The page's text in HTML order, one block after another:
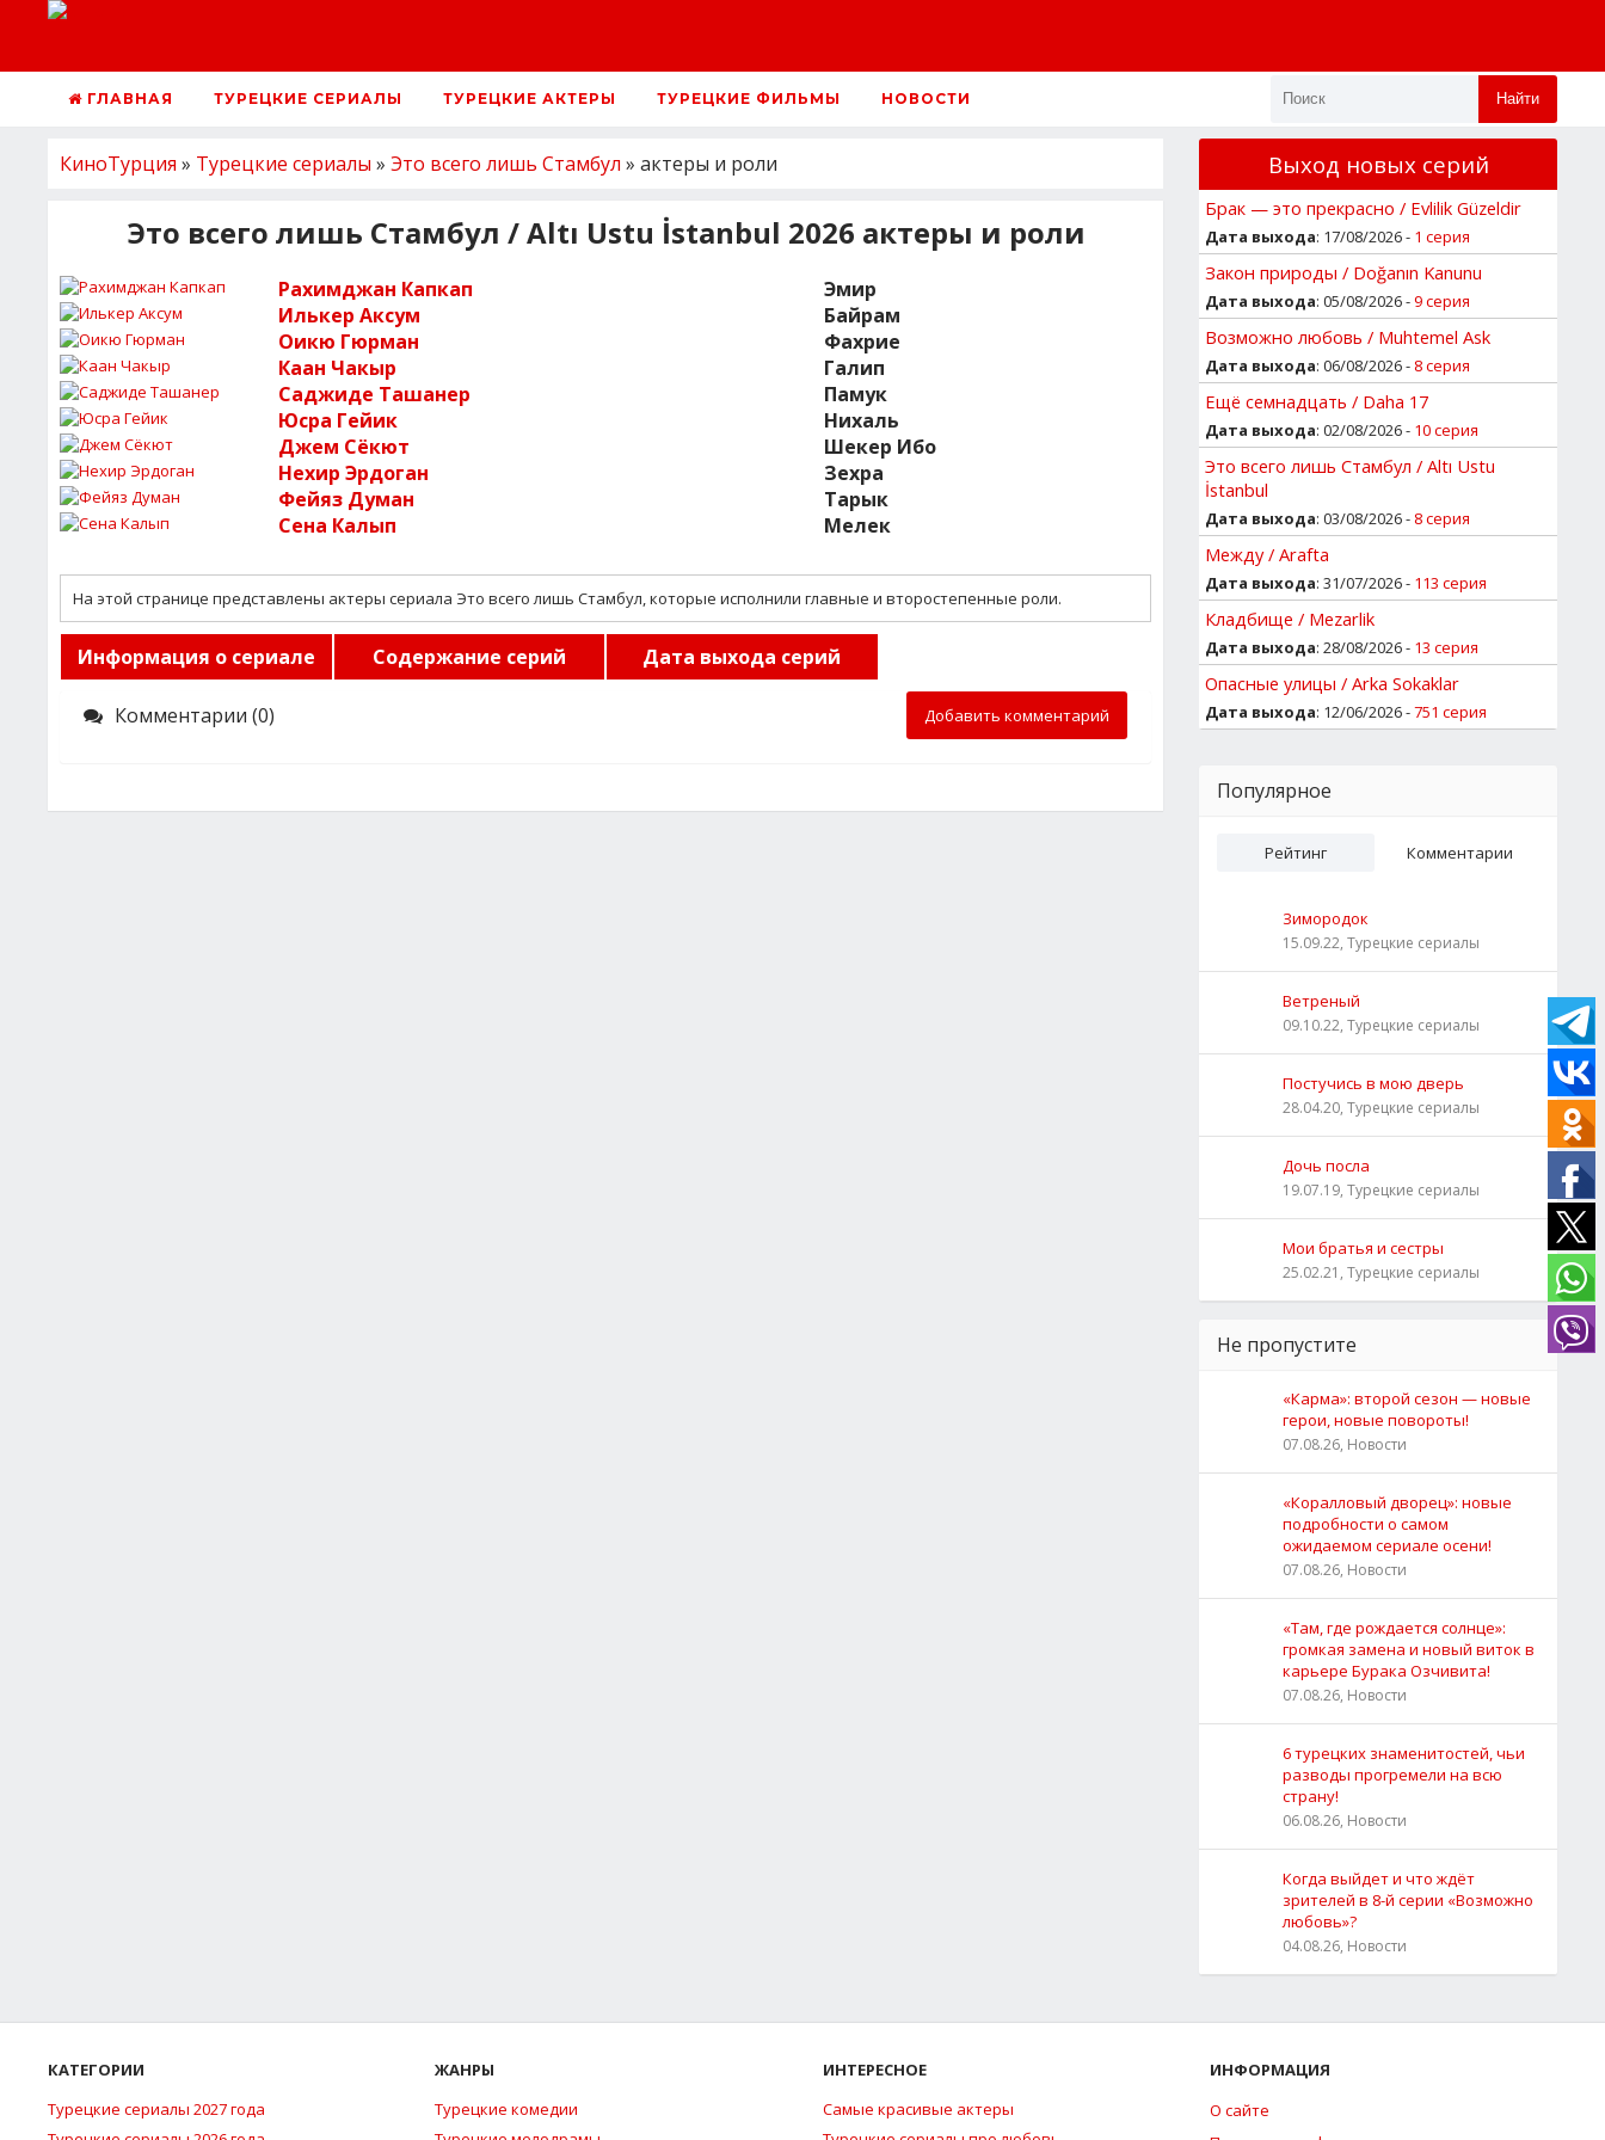
ГЛАВНАЯ ТУРЕЦКИЕ СЕРИАЛЫ ТУРЕЦКИЕ АКТЕРЫ ТУРЕЦКИЕ ФИЛЬМЫ НОВОСТИ Найти
КиноТурция » Турецкие сериалы » Это всего лишь Стамбул » актеры и роли
Это всего лишь Стамбул / Altı Ustu İstanbul 2026 актеры и роли
Рахимджан Капкап
Эмир
Илькер Аксум
Байрам
Оикю Гюрман
Фахрие
Каан Чакыр
Галип
Саджиде Ташанер
Памук
Юсра Гейик
Нихаль
Джем Сёкют
Шекер Ибо
Нехир Эрдоган
Зехра
Фейяз Думан
Тарык
Сена Калып
Мелек
На этой странице представлены актеры сериала Это всего лишь Стамбул, которые исполнили главные и второстепенные роли.
Информация о сериале Содержание серий Дата выхода серий
Комментарии (0) Добавить комментарий
Выход новых серий
Брак — это прекрасно / Evlilik Güzeldir
Дата выхода: 17/08/2026 - 1 серия
Закон природы / Doğanın Kanunu
Дата выхода: 05/08/2026 -9 серия
Возможно любовь / Muhtemel Ask
Дата выхода: 06/08/2026 - 8 серия
Ещё семнадцать / Daha 17
Дата выхода: 02/08/2026 - 10 серия
Это всего лишь Стамбул / Altı Ustu
İstanbul
Дата выхода: 03/08/2026 - 8 серия
Между / Arafta
Дата выхода: 31/07/2026 - 113 серия
Кладбище / Mezarlik
Дата выхода: 28/08/2026 - 13 серия
Опасные улицы / Arka Sokaklar
Дата выхода: 12/06/2026 -751 серия
Популярное
Рейтинг Комментарии
Зимородок
15.09.22, Турецкие сериалы
Ветреный
09.10.22, Турецкие сериалы
Постучись в мою дверь
28.04.20, Турецкие сериалы
Дочь посла
19.07.19, Турецкие сериалы
Мои братья и сестры
25.02.21, Турецкие сериалы
Не пропустите
«Карма»: второй сезон — новые
герои, новые повороты!
07.08.26, Новости
«Коралловый дворец»: новые
подробности о самом
ожидаемом сериале осени!
07.08.26, Новости
«Там, где рождается солнце»:
громкая замена и новый виток в
карьере Бурака Озчивита!
07.08.26, Новости
6 турецких знаменитостей, чьи
разводы прогремели на всю
страну!
06.08.26, Новости
Когда выйдет и что ждёт
зрителей в 8-й серии «Возможно
любовь»?
04.08.26, Новости
КАТЕГОРИИ
Турецкие сериалы 2027 года
ЖАНРЫ
Турецкие комедии
ИНТЕРЕСНОЕ
Самые красивые актеры
ИНФОРМАЦИЯ
О сайте